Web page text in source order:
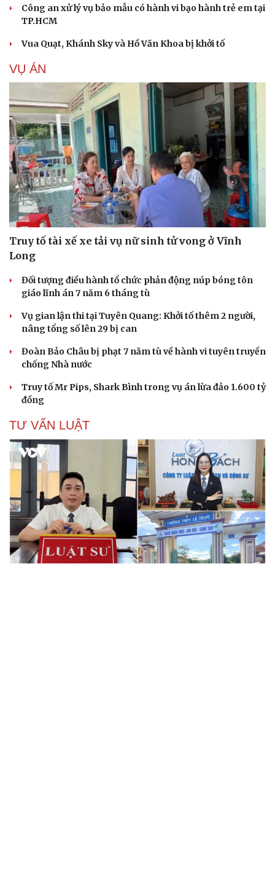
Công an xử lý vụ bảo mẫu có hành vi bạo hành trẻ em tại
TP.HCM
Vua Quạt, Khánh Sky và Hồ Văn Khoa bị khởi tố
VỤ ÁN
Truy tố tài xế xe tải vụ nữ sinh tử vong ở Vĩnh
Long
Đối tượng điều hành tổ chức phản động núp bóng tôn
giáo lĩnh án 7 năm 6 tháng tù
Vụ gian lận thi tại Tuyên Quang: Khởi tố thêm 2 người,
nâng tổng số lên 29 bị can
Đoàn Bảo Châu bị phạt 7 năm tù về hành vi tuyên truyền
chống Nhà nước
Truy tố Mr Pips, Shark Bình trong vụ án lừa đảo 1.600 tỷ
đồng
TƯ VẤN LUẬT